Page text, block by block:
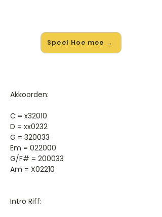
Speel Hoe mee →
Akkoorden:
C = x32010
D = xx0232
G = 320033
Em = 022000
G/F# = 200033
Am = X02210
Intro Riff: